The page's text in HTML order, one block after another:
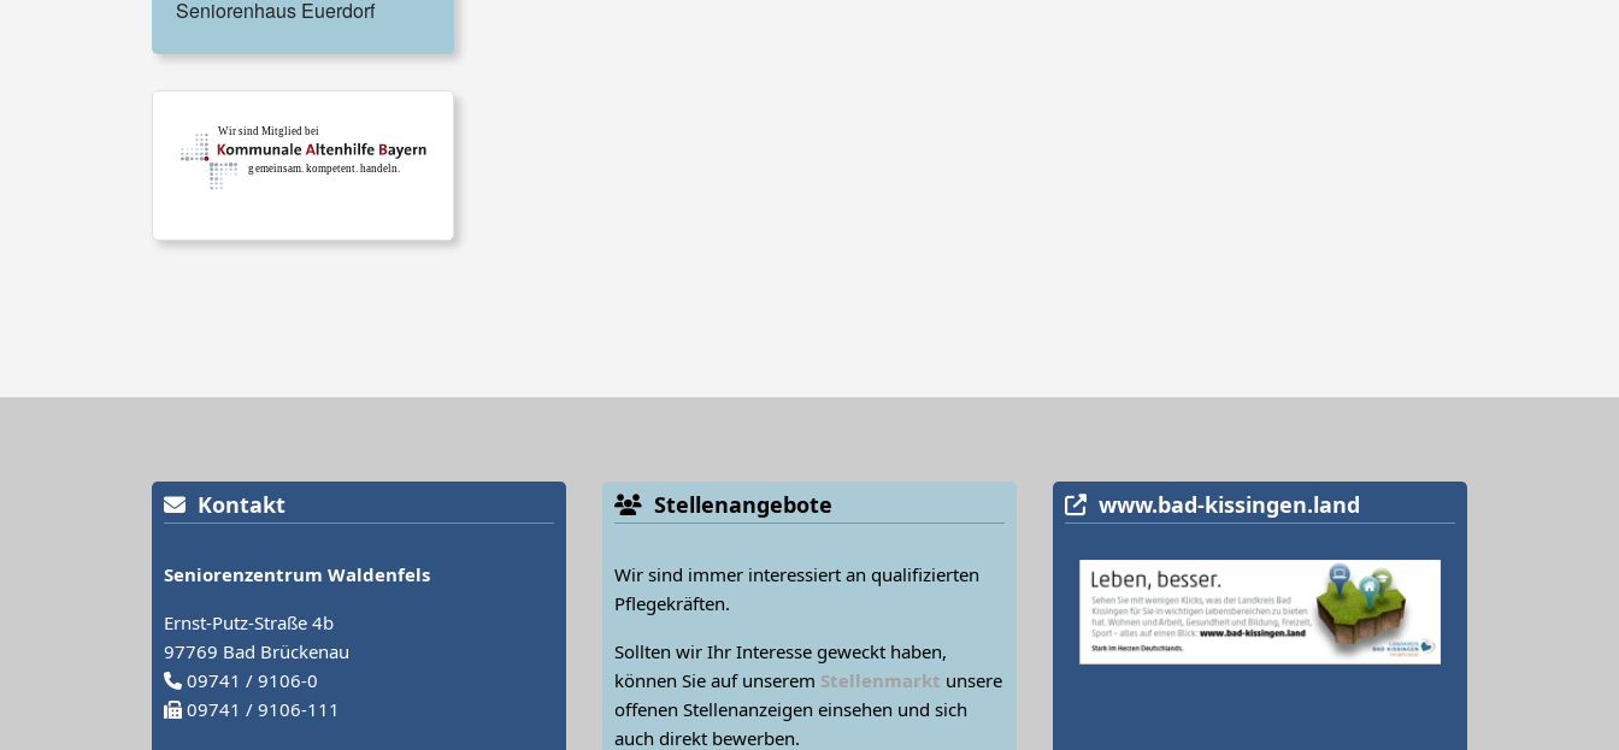
Seniorenhaus Euerdorf
Kontakt
Seniorenzentrum Waldenfels
Ernst-Putz-Straße 4b
97769 Bad Brückenau
09741 / 9106-0
09741 / 9106-111
Stellenangebote
Wir sind immer interessiert an qualifizierten
Pflegekräften.
Sollten wir Ihr Interesse geweckt haben,
können Sie auf unserem Stellenmarkt unsere
offenen Stellenanzeigen einsehen und sich
auch direkt bewerben.
www.bad-kissingen.land